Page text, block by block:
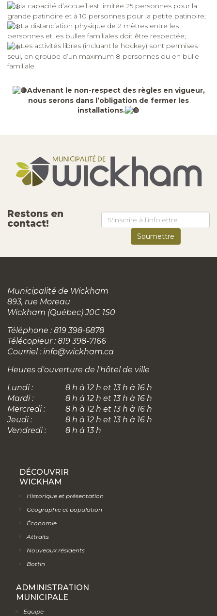
la capacité d’accueil est limitée 25 personnes pour la
grande patinoire et à 10 personnes pour la petite patinoire;
La distanciation physique de 2 mètres entre les
personnes et les bulles familiales doit être respectée;
Les activités libres (incluant le hockey) sont permises
seul, en groupe d’un maximum 8 personnes ou en bulle
familiale.
Advenant le non-respect des règles en vigueur,
nous serons dans l’obligation de fermer les
installations.
Restons en
contact!
Municipalité de Wickham
893, rue Moreau
Wickham (Québec) J0C 1S0
Téléphone : 819 398-6878
Télécopieur : 819 398-7166
Courriel : info@wickham.ca
Heures d'ouverture de l'hôtel de ville
Lundi :
8 h à 12 h et 13 h à 16 h
Mardi :
8 h à 12 h et 13 h à 16 h
Mercredi :
8 h à 12 h et 13 h à 16 h
Jeudi :
8 h à 12 h et 13 h à 16 h
Vendredi :
8 h à 13 h
DÉCOUVRIR
WICKHAM
Historique et présentation
Géographie et population
Économie
Attraits
Nouveaux résidents
Bottin
ADMINISTRATION
MUNICIPALE
Équipe